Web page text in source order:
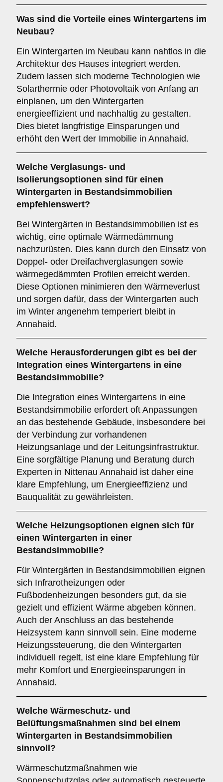
Was sind die Vorteile eines Wintergartens im
Neubau?
Ein Wintergarten im Neubau kann nahtlos in die
Architektur des Hauses integriert werden.
Zudem lassen sich moderne Technologien wie
Solarthermie oder Photovoltaik von Anfang an
einplanen, um den Wintergarten
energieeffizient und nachhaltig zu gestalten.
Dies bietet langfristige Einsparungen und
erhöht den Wert der Immobilie in Annahaid.
Welche Verglasungs- und
Isolierungsoptionen sind für einen
Wintergarten in Bestandsimmobilien
empfehlenswert?
Bei Wintergärten in Bestandsimmobilien ist es
wichtig, eine optimale Wärmedämmung
nachzurüsten. Dies kann durch den Einsatz von
Doppel- oder Dreifachverglasungen sowie
wärmegedämmten Profilen erreicht werden.
Diese Optionen minimieren den Wärmeverlust
und sorgen dafür, dass der Wintergarten auch
im Winter angenehm temperiert bleibt in
Annahaid.
Welche Herausforderungen gibt es bei der
Integration eines Wintergartens in eine
Bestandsimmobilie?
Die Integration eines Wintergartens in eine
Bestandsimmobilie erfordert oft Anpassungen
an das bestehende Gebäude, insbesondere bei
der Verbindung zur vorhandenen
Heizungsanlage und der Leitungsinfrastruktur.
Eine sorgfältige Planung und Beratung durch
Experten in Nittenau Annahaid ist daher eine
klare Empfehlung, um Energieeffizienz und
Bauqualität zu gewährleisten.
Welche Heizungsoptionen eignen sich für
einen Wintergarten in einer
Bestandsimmobilie?
Für Wintergärten in Bestandsimmobilien eignen
sich Infrarotheizungen oder
Fußbodenheizungen besonders gut, da sie
gezielt und effizient Wärme abgeben können.
Auch der Anschluss an das bestehende
Heizsystem kann sinnvoll sein. Eine moderne
Heizungssteuerung, die den Wintergarten
individuell regelt, ist eine klare Empfehlung für
mehr Komfort und Energieeinsparungen in
Annahaid.
Welche Wärmeschutz- und
Belüftungsmaßnahmen sind bei einem
Wintergarten in Bestandsimmobilien
sinnvoll?
Wärmeschutzmaßnahmen wie